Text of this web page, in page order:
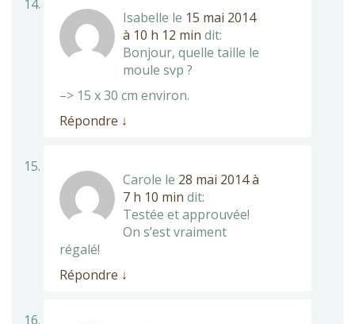
Isabelle le 15 mai 2014
à 10 h 12 min dit:
Bonjour, quelle taille le
moule svp ?
–> 15 x 30 cm environ.
Répondre ↓
Carole le 28 mai 2014 à
7 h 10 min dit:
Testée et approuvée!
On s’est vraiment
régalé!
Répondre ↓